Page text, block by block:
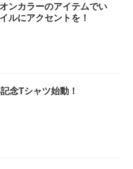
ンカラーのアイテムでい
ルにアクセントを！
念Tシャツ始動！